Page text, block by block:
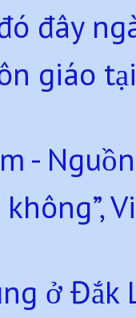
đây
giáo
-
không”,
ở Đắk